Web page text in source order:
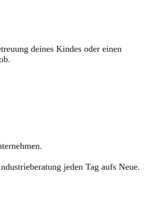
deines Kindes oder einen
jeden Tag aufs Neue.